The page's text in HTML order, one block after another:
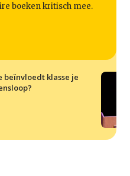
boeken kritisch mee.
beïnvloedt klasse je